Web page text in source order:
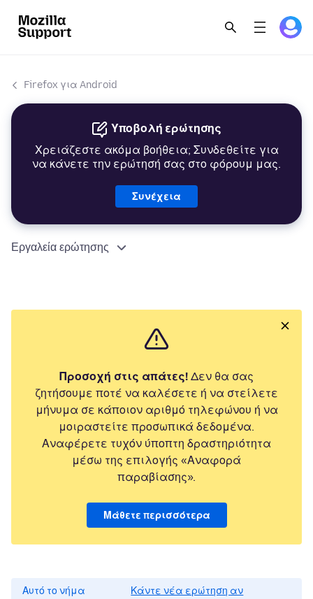
Firefox για Android
Υποβολή ερώτησης
Χρειάζεστε ακόμα βοήθεια; Συνδεθείτε για
να κάνετε την ερώτησή σας στο φόρουμ μας.
Συνέχεια
Εργαλεία ερώτησης
Προσοχή στις απάτες! Δεν θα σας
ζητήσουμε ποτέ να καλέσετε ή να στείλετε
μήνυμα σε κάποιον αριθμό τηλεφώνου ή να
μοιραστείτε προσωπικά δεδομένα.
Αναφέρετε τυχόν ύποπτη δραστηριότητα
μέσω της επιλογής «Αναφορά
παραβίασης».
Μάθετε περισσότερα
Αυτό το νήμα
Κάντε νέα ερώτηση αν